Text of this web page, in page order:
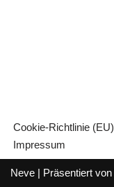
Cookie-Richtlinie (EU)
Impressum
Neve | Präsentiert von